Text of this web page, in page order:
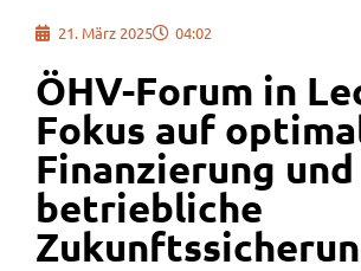
21. März 2025 04:02
ÖHV-Forum in
Fokus auf
Finanzierung und
betriebliche